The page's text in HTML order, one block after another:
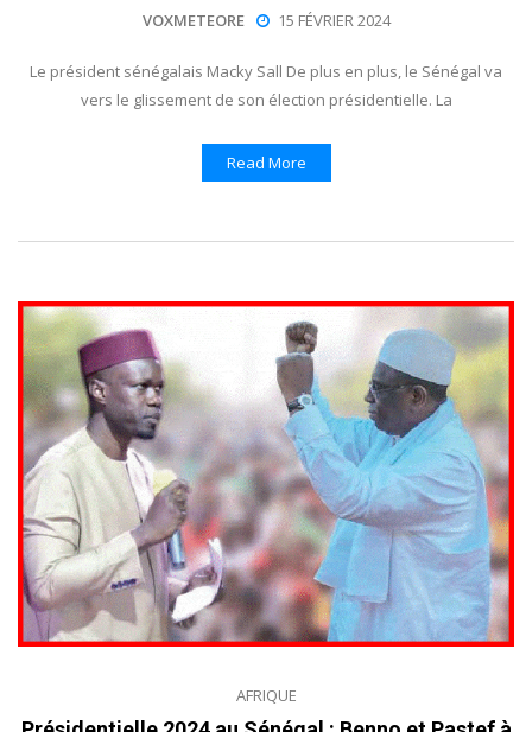
VOXMETEORE 15 FÉVRIER 2024
Le président sénégalais Macky Sall De plus en plus, le Sénégal va
vers le glissement de son élection présidentielle. La
Read More
AFRIQUE